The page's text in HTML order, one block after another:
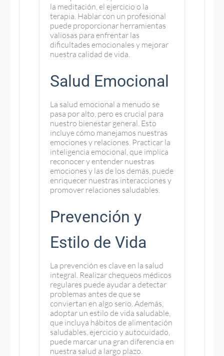
la meditación, el ejercicio o la
terapia. Hablar con un profesional
puede proporcionar herramientas
valiosas para enfrentar las
dificultades emocionales y mejorar
nuestra calidad de vida.
Salud Emocional
La salud emocional a menudo se
pasa por alto, pero es crucial para
nuestro bienestar general. Esto
incluye cómo manejamos nuestras
emociones y relaciones. Practicar la
inteligencia emocional, que implica
reconocer y entender nuestras
emociones y las de los demás, puede
enriquecer nuestras interacciones y
promover relaciones saludables.
Prevención y
Estilo de Vida
La prevención es clave en la salud
integral. Realizar chequeos médicos
regulares puede ayudar a detectar
problemas antes de que se
conviertan en algo serio. Además,
adoptar un estilo de vida saludable,
que incluya hábitos de alimentación
saludables, ejercicio y autocuidado,
puede marcar una gran diferencia en
nuestra salud a largo plazo.